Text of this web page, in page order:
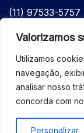
Valorizamos
Utilizamos
navegação,
analisar nosso
concorda com
Personalizar
(11) 97533-5757
(62) 98610-7777
© 2026 -